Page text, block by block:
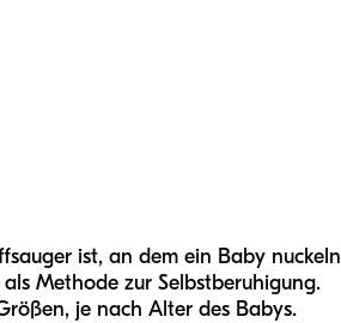
ist, an dem ein Baby nuckeln
Methode zur Selbstberuhigung.
je nach Alter des Babys.